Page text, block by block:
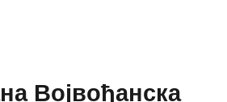
Војвођанска